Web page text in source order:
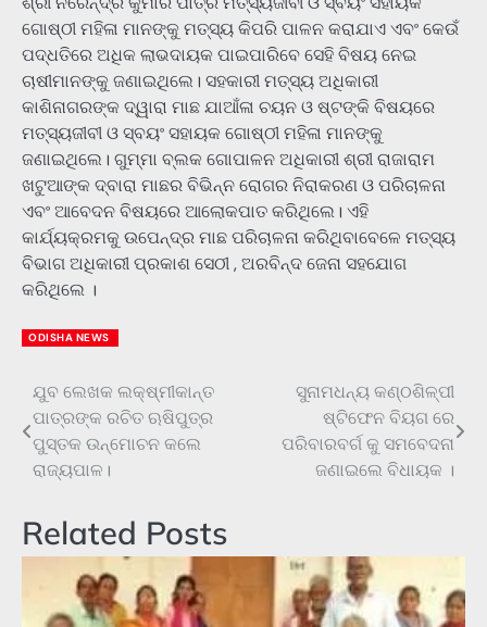
ଗୋଷ୍ଠୀ ମହିଳା ମାନଙ୍କୁ ମତ୍ସ୍ୟ କିପରି ପାଳନ କରାଯାଏ ଏବଂ କେଉଁ
ପଦ୍ଧତିରେ ଅଧିକ ଲାଭଦାୟକ ପାଇପାରିବେ ସେହି ବିଷୟ ନେଇ
ଚାଷୀମାନଙ୍କୁ ଜଣାଇଥିଲେ। ସହକାରୀ ମତ୍ସ୍ୟ ଅଧିକାରୀ
କାଶିନାଗରଙ୍କ ଦ୍ୱାରା ମାଛ ଯାଆଁଳା ଚୟନ ଓ ଷ୍ଟଙ୍କି ବିଷୟରେ
ମତ୍ସ୍ୟଜୀବୀ ଓ ସ୍ବୟଂ ସହାୟକ ଗୋଷ୍ଠୀ ମହିଳା ମାନଙ୍କୁ
ଜଣାଇଥିଲେ। ଗୁମ୍ମା ବ୍ଲକ ଗୋପାଳନ ଅଧିକାରୀ ଶ୍ରୀ ରାଜାରାମ
ଖଟୁଆଙ୍କ ଦ୍ବାରା ମାଛର ବିଭିନ୍ନ ରୋଗର ନିରାକରଣ ଓ ପରିଚାଳନା
ଏବଂ ଆବେଦନ ବିଷୟରେ ଆଲୋକପାତ କରିଥିଲେ। ଏହି
କାର୍ଯ୍ୟକ୍ରମକୁ ଉପେନ୍ଦ୍ର ମାଛ ପରିଚାଳନା କରିଥିବାବେଳେ ମତ୍ସ୍ୟ
ବିଭାଗ ଅଧିକାରୀ ପ୍ରକାଶ ସେଠୀ , ଅରବିନ୍ଦ ଜେନା ସହଯୋଗ
କରିଥିଲେ ।
ODISHA NEWS
Post
navigation
ଯୁବ ଲେଖକ ଲକ୍ଷ୍ମୀକାନ୍ତ
ପାତ୍ରଙ୍କ ରଚିତ ଋଷିପୁତ୍ର
ପୁସ୍ତକ ଉନ୍ମୋଚନ କଲେ
ରାଜ୍ୟପାଳ।
ସୁନାମଧନ୍ୟ କଣ୍ଠଶିଳ୍ପୀ
ଷ୍ଟିଫେନ ବିୟଗ ରେ
ପରିବାରବର୍ଗ କୁ ସମବେଦନା
ଜଣାଇଲେ ବିଧାୟକ ।
Related Posts